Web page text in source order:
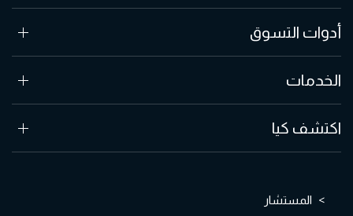
أدوات التسوق
الخدمات
اكتشف كيا
المستشار